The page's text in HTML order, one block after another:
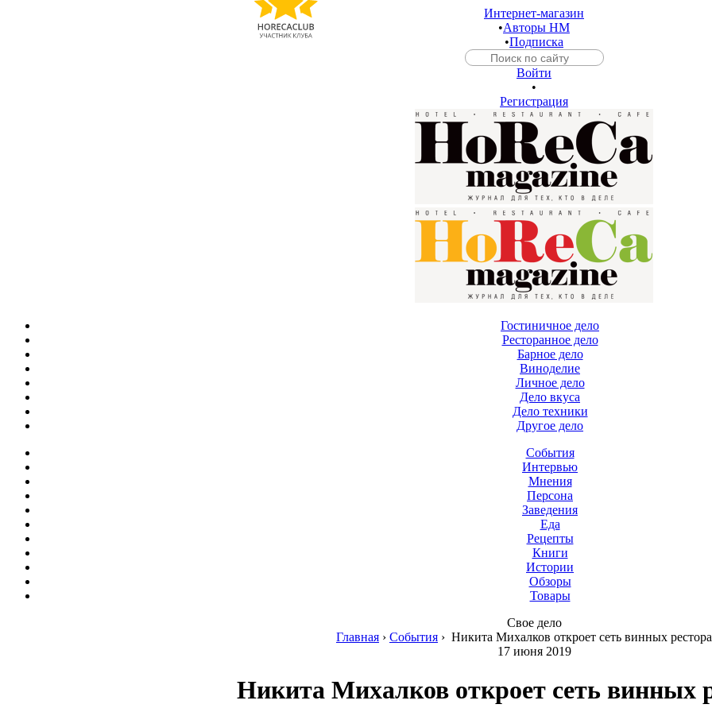
Интернет-магазин
•Авторы HM
•Подписка
Войти
•
Регистрация
Гостиничное дело
Ресторанное дело
Барное дело
Виноделие
Личное дело
Дело вкуса
Дело техники
Другое дело
События
Интервью
Мнения
Персона
Заведения
Еда
Рецепты
Книги
Истории
Обзоры
Товары
Свое дело
Главная › События › Никита Михалков откроет сеть винных
17 июня 2019
Никита Михалков откроет сеть винных